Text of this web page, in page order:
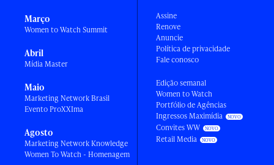
Março
Women to Watch Summit
Abril
Mídia Master
Maio
Marketing Network Brasil
Evento ProXXIma
Agosto
Marketing Network Knowledge
Women To Watch - Homenagem
Assine
Renove
Anuncie
Política de privacidade
Fale conosco
Edição semanal
Women to Watch
Portfólio de Agências
Ingressos Maximídia
Convites WW
Retail Media